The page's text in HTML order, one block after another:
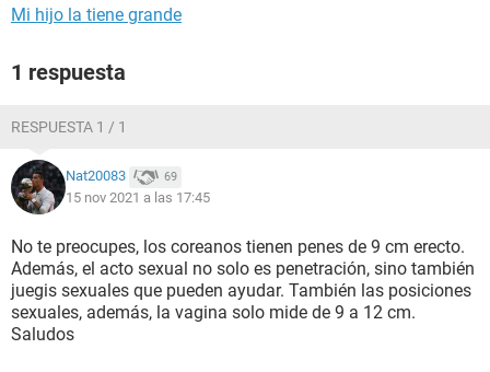
Mi hijo la tiene grande
1 respuesta
RESPUESTA 1 / 1
Nat20083 69
15 nov 2021 a las 17:45
No te preocupes, los coreanos tienen penes de 9 cm erecto.
Además, el acto sexual no solo es penetración, sino también
juegis sexuales que pueden ayudar. También las posiciones
sexuales, además, la vagina solo mide de 9 a 12 cm.
Saludos